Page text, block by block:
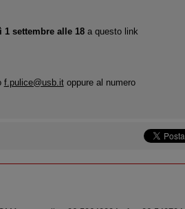
1 settembre alle 18a questo link
f.pulice@usb.itoppure al numero